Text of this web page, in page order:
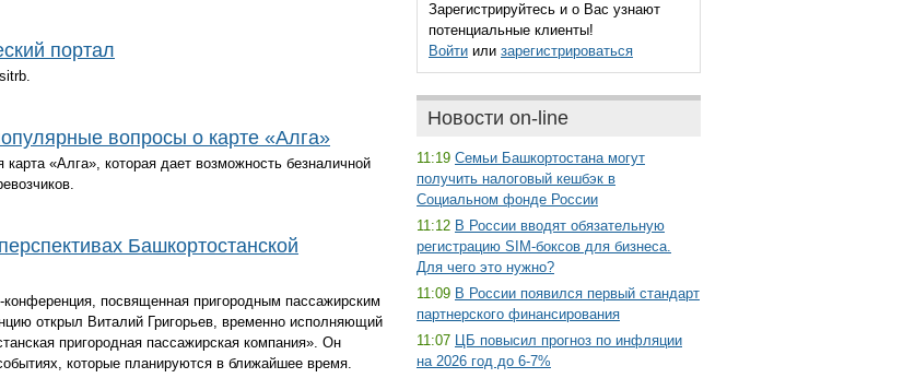
портал
вопросы о карте «Алга»
«Алга», которая дает возможность безналичной
Башкортостанской
посвященная пригородным пассажирским
открыл Виталий Григорьев, временно исполняющий
пригородная пассажирская компания». Он
которые планируются в ближайшее время.
Зарегистрируйтесь и о Вас узнают
потенциальные клиенты!
Войти или зарегистрироваться
Новости on-line
11:19 Семьи Башкортостана могут
получить налоговый кешбэк в
Социальном фонде России
11:12 В России вводят обязательную
регистрацию SIM-боксов для бизнеса.
Для чего это нужно?
11:09 В России появился первый стандарт
партнерского финансирования
11:07 ЦБ повысил прогноз по инфляции
на 2026 год до 6-7%